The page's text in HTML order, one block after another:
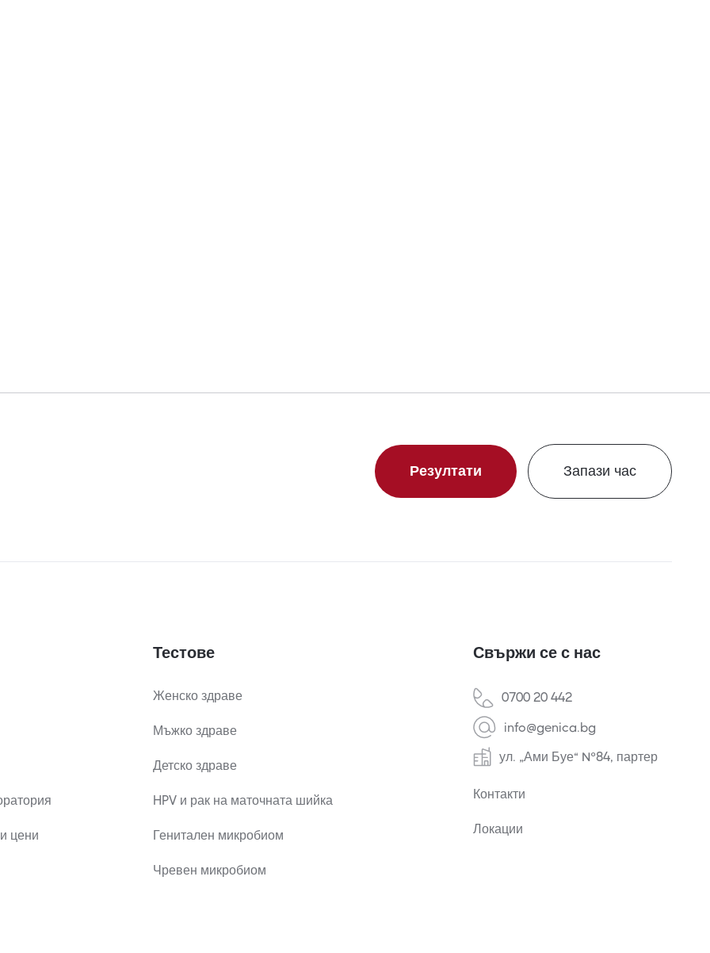
Резултати Запази час
цени
Тестове
Женско здраве
Мъжко здраве
Детско здраве
HPV и рак на маточната шийка
Генитален микробиом
Чревен микробиом
Свържи се с нас
0700 20 442
info@genica.bg
ул. „Ами Буе“ №84, партер
Контакти
Локации